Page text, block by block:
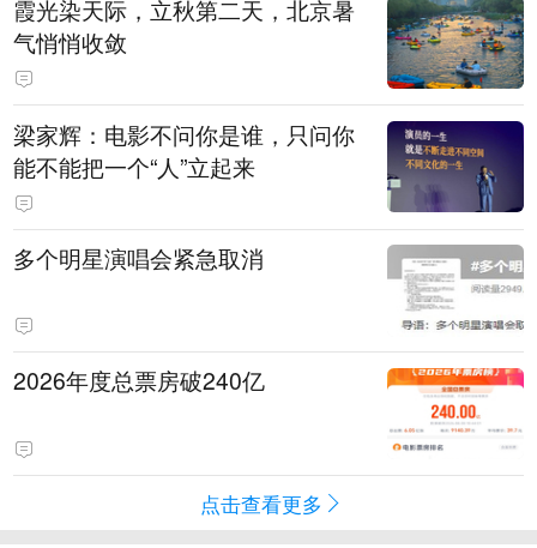
霞光染天际，立秋第二天，北京暑
气悄悄收敛
梁家辉：电影不问你是谁，只问你
能不能把一个“人”立起来
多个明星演唱会紧急取消
2026年度总票房破240亿
点击查看更多